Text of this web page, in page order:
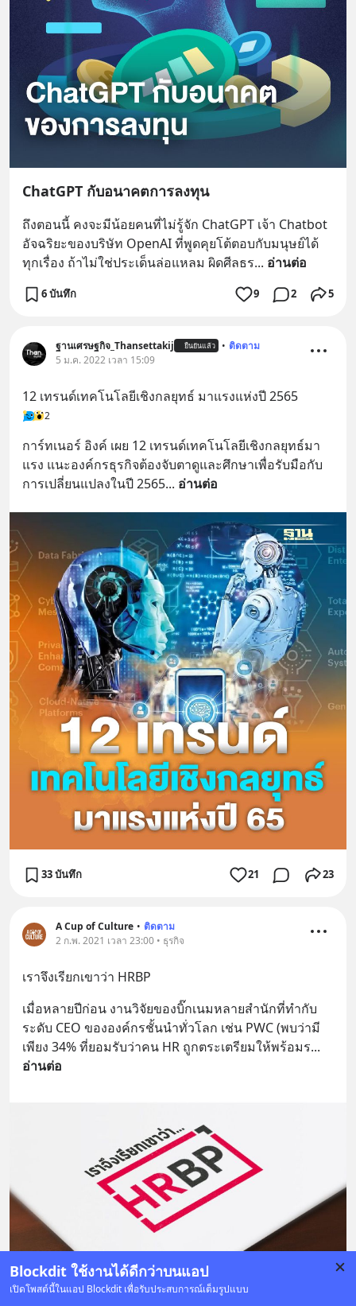
Blockdit ใช้งานได้ดีกว่าบนแอป
เปิดโพสต์นี้ในแอป Blockdit เพื่อรับประสบการณ์เต็มรูปแบบ
ChatGPT กับอนาคตการลงทุน
ถึงตอนนี้ คงจะมีน้อยคนที่ไม่รู้จัก ChatGPT เจ้า Chatbot
อัจฉริยะของบริษัท OpenAI ที่พูดคุยโต้ตอบกับมนุษย์ได้
ทุกเรื่อง ถ้าไม่ใช่ประเด็นล่อแหลม ผิดศีลธร... อ่านต่อ
6 บันทึก 9 2 5
ฐานเศรษฐกิจ_Thansettakij ยืนยันแล้ว • ติดตาม
5 ม.ค. 2022 เวลา 15:09
12 เทรนด์เทคโนโลยีเชิงกลยุทธ์ มาแรงแห่งปี 2565
2
การ์ทเนอร์ อิงค์ เผย 12 เทรนด์เทคโนโลยีเชิงกลยุทธ์มา
แรง แนะองค์กรธุรกิจต้องจับตาดูและศึกษาเพื่อรับมือกับ
การเปลี่ยนแปลงในปี 2565... อ่านต่อ
33 บันทึก 21 23
A Cup of Culture • ติดตาม
2 ก.พ. 2021 เวลา 23:00 • ธุรกิจ
เราจึงเรียกเขาว่า HRBP
เมื่อหลายปีก่อน งานวิจัยของบิ๊กเนมหลายสำนักที่ทำกับ
ระดับ CEO ขององค์กรชั้นนำทั่วโลก เช่น PWC (พบว่ามี
เพียง 34% ที่ยอมรับว่าคน HR ถูกตระเตรียมให้พร้อมร
อ่านต่อ